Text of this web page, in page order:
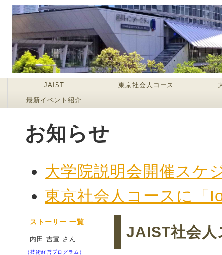
JAIST 東京社会人コース
最新イベント紹介
お知らせ
大学院説明会開催スケ
東京社会人コースに「
ム」が２０２２年４月
東京社会人コースに「
ストーリー 一覧
内田 吉宣 さん
（技術経営プログラム）
JAIST社会人